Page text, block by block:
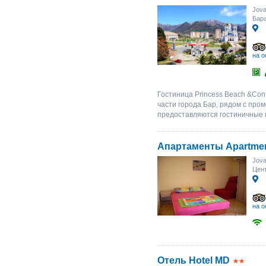
на
Гостиница Princess Beach
части города Бар, рядом с
предоставляются
Апартаменты
на
Отель Hotel MD